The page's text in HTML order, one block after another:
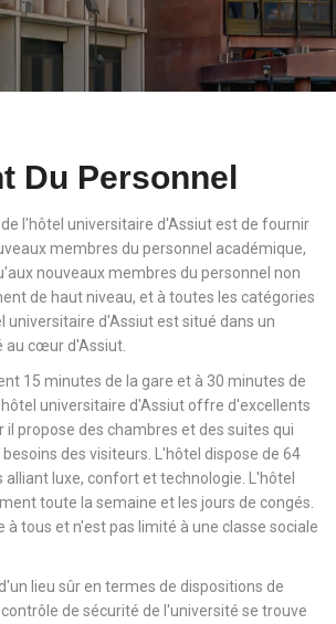
Du Personnel
l'hôtel universitaire d'Assiut est de fournir
membres du personnel académique,
nouveaux membres du personnel non
de haut niveau, et à toutes les catégories
universitaire d'Assiut est situé dans un
au cœur d'Assiut.
15 minutes de la gare et à 30 minutes de
universitaire d'Assiut offre d'excellents
il propose des chambres et des suites qui
des visiteurs. L'hôtel dispose de 64
alliant luxe, confort et technologie. L'hôtel
toute la semaine et les jours de congés.
à tous et n'est pas limité à une classe sociale
lieu sûr en termes de dispositions de
de sécurité de l'université se trouve